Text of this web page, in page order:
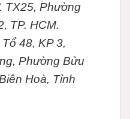
TX25, Phường
TP. HCM.
48, KP 3,
Phường Bửu
Hoà, Tỉnh